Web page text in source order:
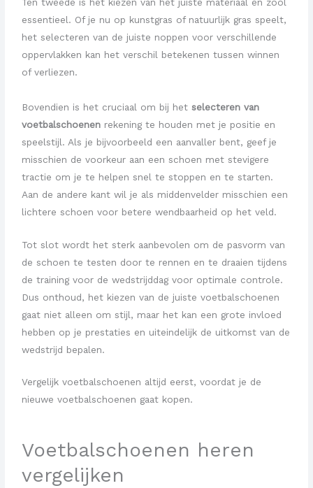
essentieel. Of je nu op kunstgras of natuurlijk gras speelt,
het selecteren van de juiste noppen voor verschillende
oppervlakken kan het verschil betekenen tussen winnen
of verliezen.
Bovendien is het cruciaal om bij hetselecteren van
voetbalschoenen rekening te houden met je positie en
speelstijl. Als je bijvoorbeeld een aanvaller bent, geef je
misschien de voorkeur aan een schoen met stevigere
tractie om je te helpen snel te stoppen en te starten.
Aan de andere kant wil je als middenvelder misschien een
lichtere schoen voor betere wendbaarheid op het veld.
Tot slot wordt het sterk aanbevolen om de pasvorm van
de schoen te testen door te rennen en te draaien tijdens
de training voor de wedstrijddag voor optimale controle.
Dus onthoud, het kiezen van de juiste voetbalschoenen
gaat niet alleen om stijl, maar het kan een grote invloed
hebben op je prestaties en uiteindelijk de uitkomst van de
wedstrijd bepalen.
Vergelijk voetbalschoenen altijd eerst, voordat je de
nieuwe voetbalschoenen gaat kopen.
Voetbalschoenen heren
vergelijken